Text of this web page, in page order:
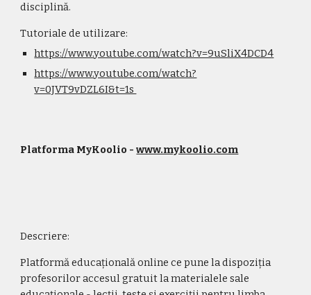
disciplină.
Tutoriale de utilizare:
https://www.youtube.com/watch?v=9uSliX4DCD4
https://www.youtube.com/watch?
v=0JVT9vDZL6I&t=1s
Platforma MyKoolio - www.mykoolio.com
Descriere:
Platformă educațională online ce pune la dispoziția
profesorilor accesul gratuit la materialele sale